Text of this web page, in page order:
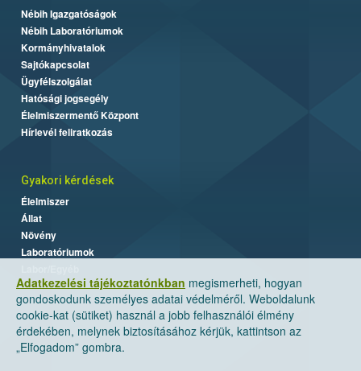
Adatkezelési tájékoztatónkban megismerheti, hogyan
gondoskodunk személyes adatai védelméről. Weboldalunk
cookie-kat (sütiket) használ a jobb felhasználói élmény
érdekében, melynek biztosításához kérjük, kattintson az
„Elfogadom” gombra.
Nébih Igazgatóságok
Nébih Laboratóriumok
Kormányhivatalok
Sajtókapcsolat
Ügyfélszolgálat
Hatósági jogsegély
Élelmiszermentő Központ
Hírlevél feliratkozás
Gyakori kérdések
Élelmiszer
Állat
Növény
Laboratóriumok